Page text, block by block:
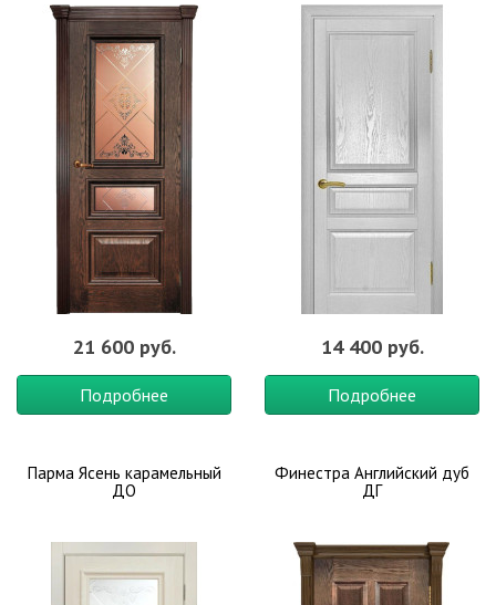
21 600 руб.
Подробнее
14 400 руб.
Подробнее
Парма Ясень карамельный
ДО
Финестра Английский дуб
ДГ